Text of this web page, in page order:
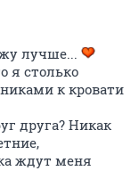
лучше...
я столько
к кровати
друга? Никак
ждут меня